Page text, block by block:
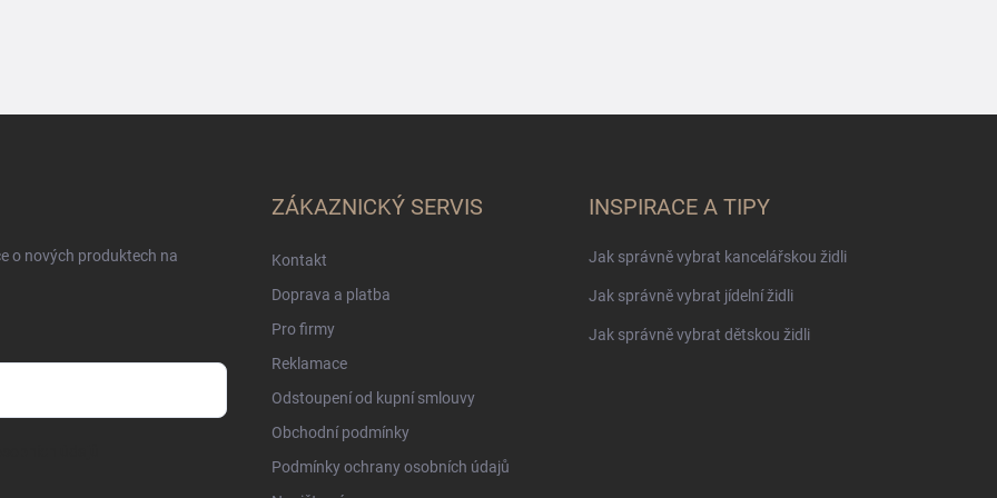
o nových produktech na
ZÁKAZNICKÝ SERVIS
Kontakt
Doprava a platba
Pro firmy
Reklamace
Odstoupení od kupní smlouvy
Obchodní podmínky
Podmínky ochrany osobních údajů
INSPIRACE A TIPY
Jak správně vybrat kancelářskou židli
Jak správně vybrat jídelní židli
Jak správně vybrat dětskou židli